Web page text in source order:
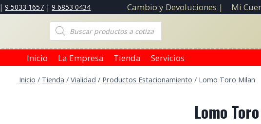
|9 5033 1657 |9 6853 0434 Cambio y Devoluciones | Mi
Búsqueda
de
productos
Inicio La Empresa Tienda Servicios
Inicio / Tienda / Vialidad / Productos Estacionamiento / Lomo Toro Milan
Lomo